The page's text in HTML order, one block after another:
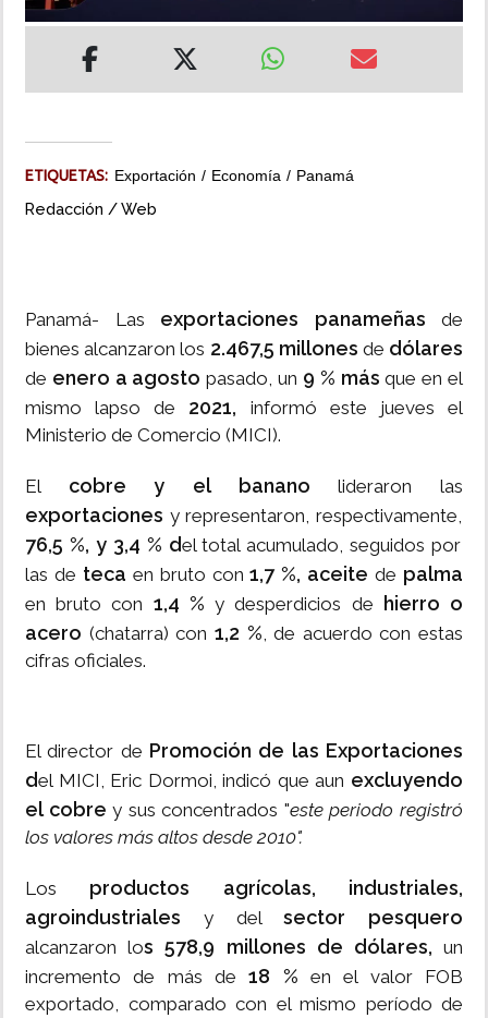
ETIQUETAS: Exportación Economía Panamá
Redacción / Web
Panamá- Las exportaciones panameñas de
bienes alcanzaron los 2.467,5 millones de dólares
de enero a agosto pasado, un 9 % másque en el
mismo lapso de 2021, informó este jueves el
Ministerio de Comercio (MICI).
El cobre y el bananolideraron las
exportaciones y representaron, respectivamente,
76,5 %, y 3,4 % del total acumulado, seguidos por
las de teca en bruto con 1,7 %, aceite de palma
en bruto con 1,4 % y desperdicios de
hierro o
acero (chatarra) con 1,2 %, de acuerdo con estas
cifras oficiales.
El director de Promoción de las Exportaciones
del MICI, Eric Dormoi, indicó que aun excluyendo
el cobre y sus concentrados "este periodo registró
los valores más altos desde 2010".
Los productos agrícolas, industriales,
agroindustriales y delsector pesquero
alcanzaron los 578,9 millones de dólares,un
incremento de más de18 %en el valor FOB
exportado, comparado con el mismo período de